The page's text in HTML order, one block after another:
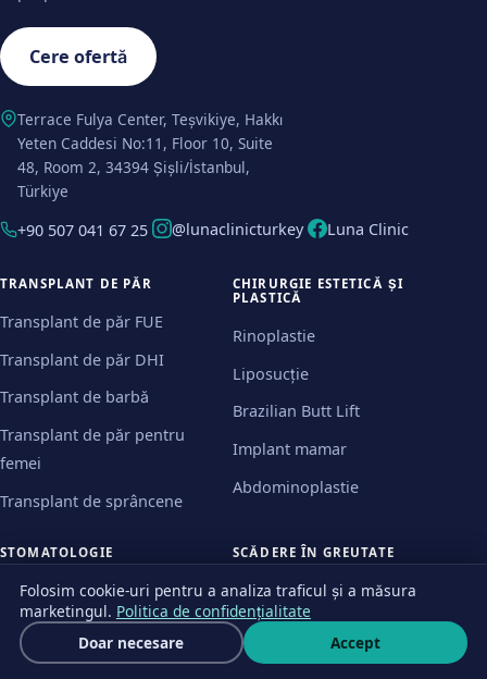
Cere ofertă
Terrace Fulya Center, Teşvikiye, Hakkı
Yeten Caddesi No:11, Floor 10, Suite
48, Room 2, 34394 Şişli/İstanbul,
Türkiye
+90 507 041 67 25
@lunaclinicturkey Luna Clinic
TRANSPLANT DE PĂR
Transplant de păr FUE
Transplant de păr DHI
Transplant de barbă
Transplant de păr pentru
femei
Transplant de sprâncene
CHIRURGIE ESTETICĂ ȘI
PLASTICĂ
Rinoplastie
Liposucție
Brazilian Butt Lift
Implant mamar
Abdominoplastie
STOMATOLOGIE
Implanturi dentare
All-on-4
All-on-6
SCĂDERE ÎN GREUTATE
Gastric sleeve
Bypass gastric
Balon gastric
Cere ofertă
Folosim cookie-uri pentru a analiza traficul și a măsura
marketingul. Politica de confidențialitate
Doar necesare
Accept